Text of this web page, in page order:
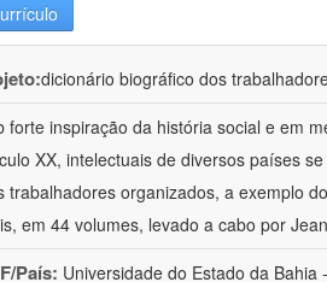
dicionário biográfico dos
forte inspiração da história social e em
XX, intelectuais de diversos países
trabalhadores organizados, a exemplo
em 44 volumes, levado a cabo por
País: Universidade do Estado da Bahia